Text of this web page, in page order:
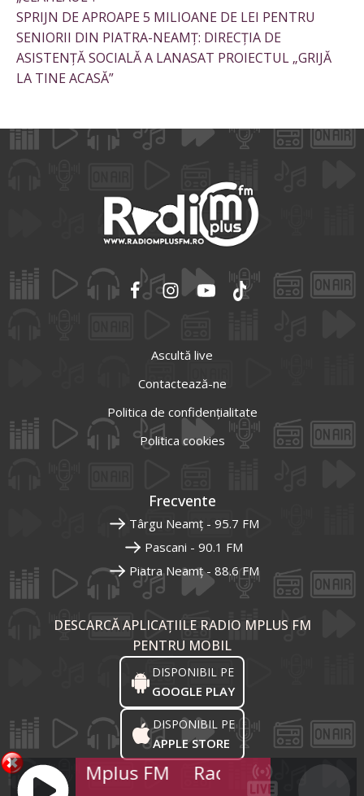
SPRIJN DE APROAPE 5 MILIOANE DE LEI PENTRU
SENIORII DIN PIATRA-NEAMȚ: DIRECȚIA DE
ASISTENȚĂ SOCIALĂ A LANASAT PROIECTUL „GRIJĂ
LA TINE ACASĂ”
Ascultă live
Contactează-ne
Politica de confidențialitate
Politica cookies
Frecvente
Târgu Neamț - 95.7 FM
Pascani - 90.1 FM
Piatra Neamț - 88.6 FM
DESCARCĂ APLICAȚIILE RADIO MPLUS FM
PENTRU MOBIL
DISPONIBIL PE
GOOGLE PLAY
DISPONIBIL PE
APPLE STORE
Radio Mplus FM Radio Mplus FM